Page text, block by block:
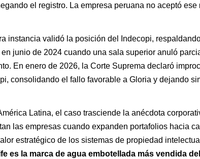
el registro. La empresa peruana no aceptó ese
instancia validó la posición del Indecopi,
junio de 2024 cuando una sala superior anuló
En enero de 2026, la Corte Suprema declaró
consolidando el fallo favorable a Gloria y dejando
Latina, el caso trasciende la anécdota
las empresas cuando expanden portafolios hacia
estratégico de los sistemas de propiedad
es la marca de agua embotellada más vendida